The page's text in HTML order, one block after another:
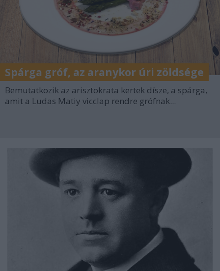
Spárga gróf, az aranykor úri zöldsége
Bemutatkozik az arisztokrata kertek dísze, a spárga,
amit a Ludas Matiy vicclap rendre grófnak...